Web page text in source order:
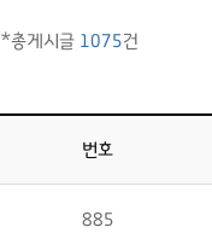
*총게시글 1075건
번호
885